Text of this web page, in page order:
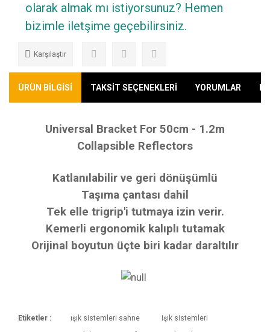
olarak almak mı istiyorsunuz? Hemen
bizimle iletşime geçebilirsiniz.
Karşılaştır
ÜRÜN BİLGİSİ TAKSİT SEÇENEKLERİ YORUMLAR
Universal Bracket For 50cm - 1.2m
Collapsible Reflectors
Katlanılabilir ve geri dönüşümlü
Taşıma çantası dahil
Tek elle trigrip'i tutmaya izin verir.
Kemerli ergonomik kalıplı tutamak
Orijinal boyutun üçte biri kadar daraltılır
Etiketler : ışık sistemleri sahne
işık sistemleri